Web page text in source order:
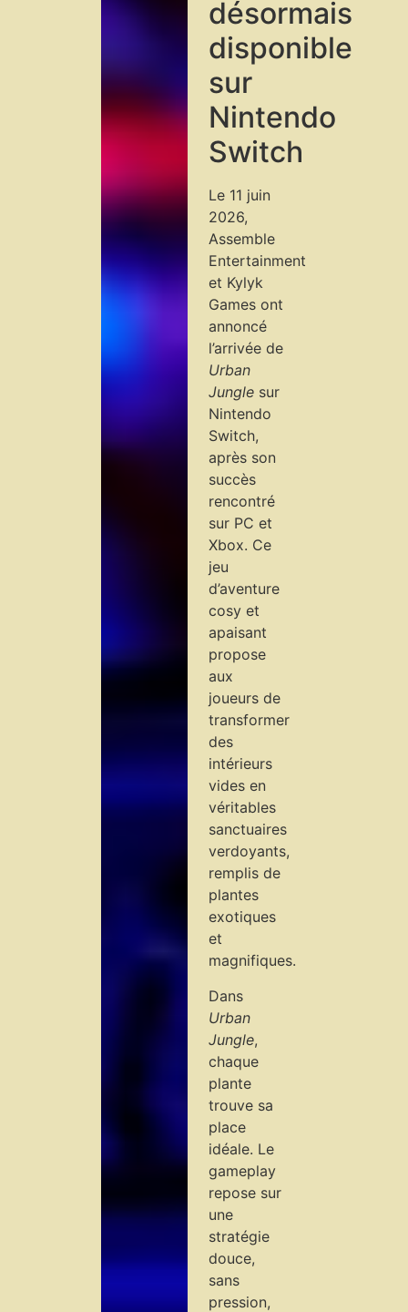
désormais
disponible
sur
Nintendo
Switch
Le 11 juin
2026,
Assemble
Entertainment
et Kylyk
Games ont
annoncé
l’arrivée de
Urban
Junglesur
Nintendo
Switch,
après son
succès
rencontré
sur PC et
Xbox. Ce
jeu
d’aventure
cosy et
apaisant
propose
aux
joueurs de
transformer
des
intérieurs
vides en
véritables
sanctuaires
verdoyants,
remplis de
plantes
exotiques
et
magnifiques.
Dans
Urban
Jungle,
chaque
plante
trouve sa
place
idéale. Le
gameplay
repose sur
une
stratégie
douce,
sans
pression,